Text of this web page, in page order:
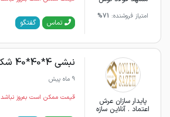
امتیاز فروشنده: 71%
تماس گفتگو
پایدار سازان عرش
اعتماد . آنلاین سازه
نبشی 4*40*40 شکفته مشهد 6 متری
9 ماه پیش
قیمت ممکن است به‌روز نباشد